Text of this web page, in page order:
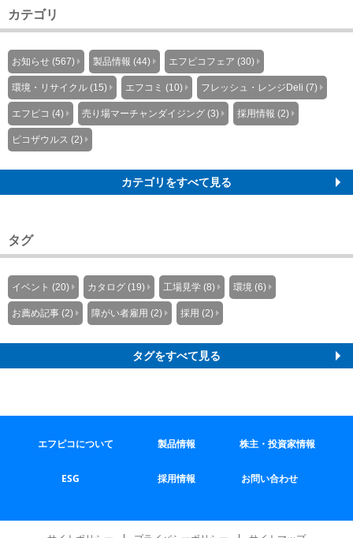
カテゴリ
お知らせ (567) 製品情報 (44) エフピコフェア (30)
環境・リサイクル (15) エフコミ (10) フレッシュ・レンジDeli (7)
エフピコ (4) 売り場マーチャンダイジング (3) 採用情報 (2)
ピコザウルス (2)
カテゴリをすべて見る
タグ
イベント (20) カタログ (19) 工場見学 (8) 環境 (6)
お薦め記事 (2) 障がい者雇用 (2) 採用 (2)
タグをすべて見る
エフピコについて 製品情報 株主・投資家情報
ESG 採用情報 お問い合わせ